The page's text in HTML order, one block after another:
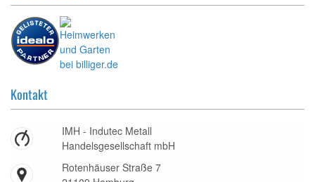
Kontakt
IMH - Indutec Metall
Handelsgesellschaft mbH
Rotenhäuser Straße 7